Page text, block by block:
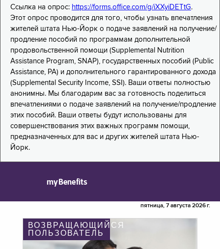
Ссылка на опрос: https://forms.office.com/g/iXXyiDETtG.
Этот опрос проводится для того, чтобы узнать впечатления
жителей штата Нью-Йорк о подаче заявлений на получение/
продление пособий по программам дополнительной
продовольственной помощи (Supplemental Nutrition
Assistance Program, SNAP), государственных пособий (Public
Assistance, PA) и дополнительного гарантированного дохода
(Supplemental Security Income, SSI). Ваши ответы полностью
анонимны. Мы благодарим вас за готовность поделиться
впечатлениями о подаче заявлений на получение/продление
этих пособий. Ваши ответы будут использованы для
совершенствования этих важных программ помощи,
предназначенных для вас и других жителей штата Нью-
Йорк.
myBenefits
пятница, 7 августа 2026 г.
ВОЗВРАЩАЮЩИЙСЯ
ПОЛЬЗОВАТЕЛЬ